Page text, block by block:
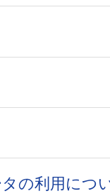
の利用につ